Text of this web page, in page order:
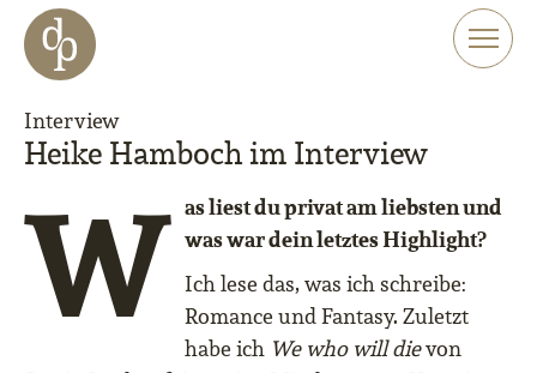
Zum Haupt-Inhalt springen
Zur Navigation springen
Zur Website-Suche springen
Interview
Heike Hamboch im Interview
W as liest du privat am liebsten und
was war dein letztes Highlight?
Ich lese das, was ich schreibe:
Romance und Fantasy. Zuletzt
habe ich We who will dievon